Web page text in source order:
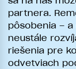
partnera.
pôsobenia –
neustále
riešenia pre
odvetviach